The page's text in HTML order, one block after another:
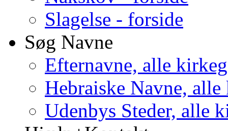
Slagelse - forside
Søg Navne
Efternavne, alle
Hebraiske Navne,
Udenbys Steder, alle